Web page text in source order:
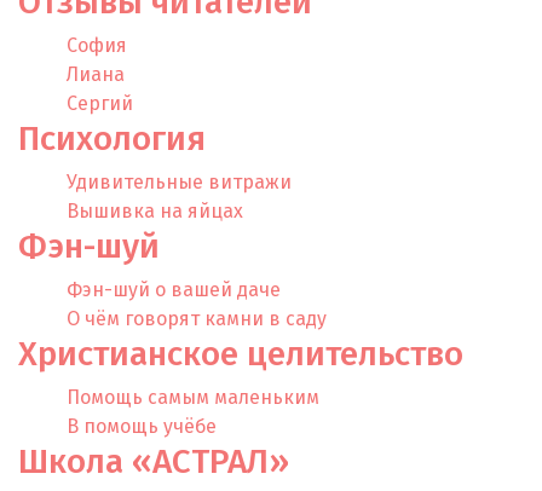
София
Лиана
Сергий
Психология
Удивительные витражи
Вышивка на яйцах
Фэн-шуй
Фэн-шуй о вашей даче
О чём говорят камни в саду
Христианское целительство
Помощь самым маленьким
В помощь учёбе
Школа «АСТРАЛ»